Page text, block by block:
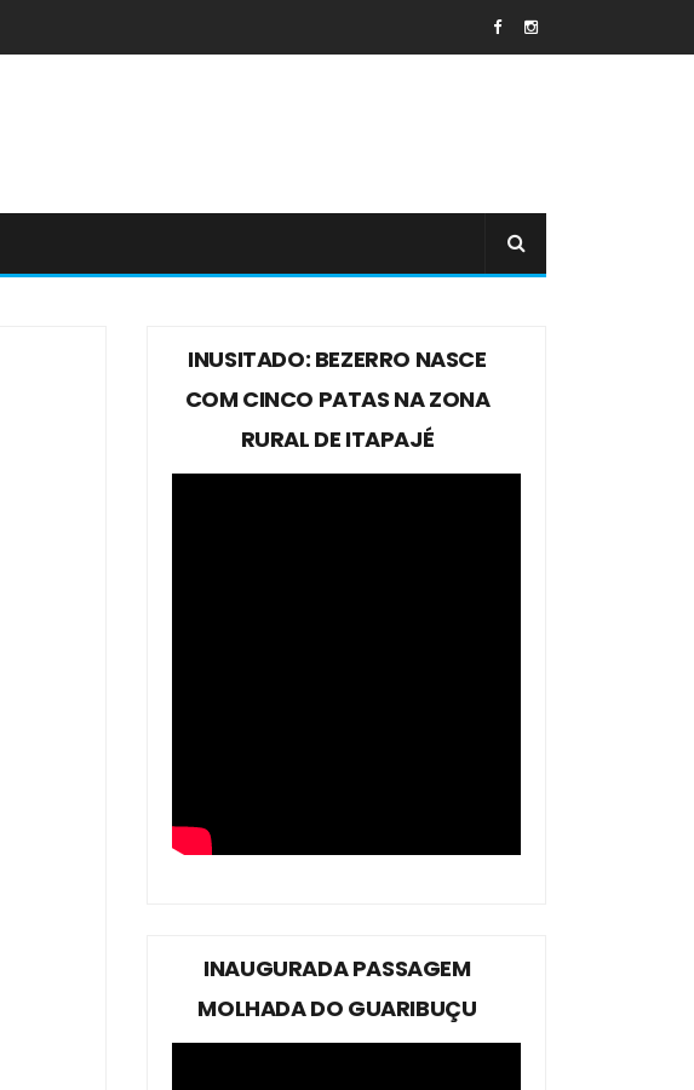
INUSITADO: BEZERRO NASCE
COM CINCO PATAS NA ZONA
RURAL DE ITAPAJÉ
INAUGURADA PASSAGEM
MOLHADA DO GUARIBUÇU